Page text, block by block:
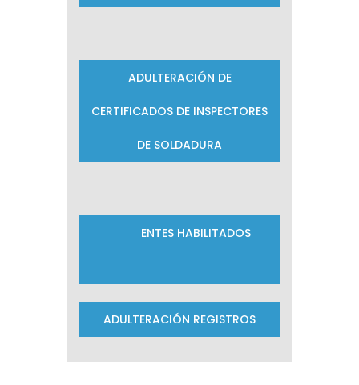
ADULTERACIÓN DE
CERTIFICADOS DE INSPECTORES
DE SOLDADURA
ENTES HABILITADOS
ADULTERACIÓN REGISTROS